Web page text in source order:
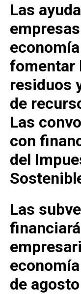
Las
fomentar
residuos
de
Las
con
del
Las
de agosto